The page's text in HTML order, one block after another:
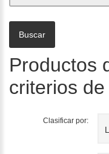
Productos
criterios
Clasificar por: